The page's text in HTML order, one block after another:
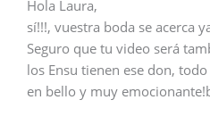
Hola Laura,
sí!!!, vuestra boda se acerca
Seguro que tu video será
los Ensu tienen ese don,
en bello y muy